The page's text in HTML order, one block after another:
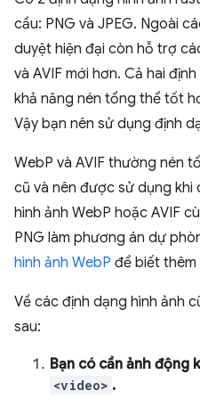
cầu: PNG và JPEG. Ngoài
duyệt hiện đại còn hỗ trợ
và AVIF mới hơn. Cả hai
khả năng nén tổng thể tốt
Vậy bạn nên sử dụng định
WebP và AVIF thường nén
cũ và nên được sử dụng
hình ảnh WebP hoặc AVIF
PNG làm phương án dự
hình ảnh WebP để biết
Về các định dạng hình ảnh
sau:
Bạn có cần ảnh động
<video> .